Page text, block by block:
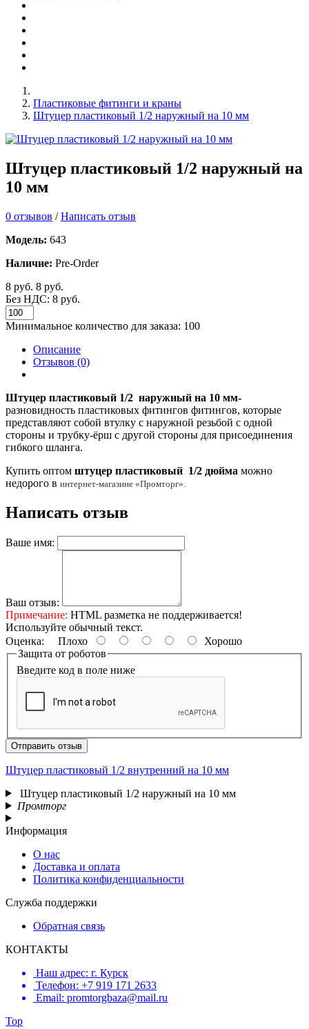
Пластиковые фитинги и краны
Штуцер пластиковый 1/2 наружный на 10 мм
Штуцер пластиковый 1/2 наружный на
10 мм
0 отзывов /Написать отзыв
Модель: 643
Наличие: Pre-Order
8 руб. 8 руб.
Без НДС: 8 руб.
Минимальное количество для заказа: 100
Описание
Отзывов (0)
Штуцер пластиковый 1/2 наружный на 10 мм-
разновидность пластиковых фитингов фитингов, которые
представляют собой втулку с наружной резьбой с одной
стороны и трубку-ёрш с другой стороны для присоединения
гибкого шланга.
Купить оптом штуцер пластиковый 1/2 дюйма можно
недорого в интернет-магазине «Промторг».
Написать отзыв
Ваше имя:
Ваш отзыв:
Примечание: HTML разметка не поддерживается!
Используйте обычный текст.
Оценка: Плохо
Хорошо
Защита от роботов
Введите код в поле ниже
Отправить отзыв
Штуцер пластиковый 1/2 внутренний на 10 мм
Штуцер пластиковый 1/2 наружный на 10 мм
Промторг
Информация
О нас
Доставка и оплата
Политика конфиденциальности
Служба поддержки
Обратная связь
КОНТАКТЫ
Наш адрес: г. Курск
Телефон: +7 919 171 2633
Email: promtorgbaza@mail.ru
Top